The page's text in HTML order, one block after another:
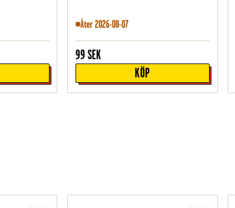
Åter 2026-08-07
99 SEK
KÖP